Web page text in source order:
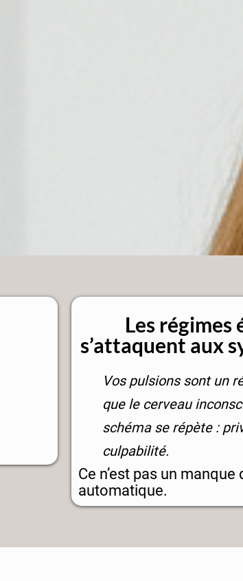
Les régimes
s’attaquent aux
Vos pulsions sont un
que le cerveau
schéma se répète :
culpabilité.
Ce n’est pas un
automatique.